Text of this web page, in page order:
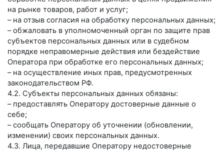
на рынке товаров, работ и услуг;
– на отзыв согласия на обработку персональных данных;
– обжаловать в уполномоченный орган по защите прав
субъектов персональных данных или в судебном
порядке неправомерные действия или бездействие
Оператора при обработке его персональных данных;
– на осуществление иных прав, предусмотренных
законодательством РФ.
4.2. Субъекты персональных данных обязаны:
– предоставлять Оператору достоверные данные о
себе;
– сообщать Оператору об уточнении (обновлении,
изменении) своих персональных данных.
4.3. Лица, передавшие Оператору недостоверные